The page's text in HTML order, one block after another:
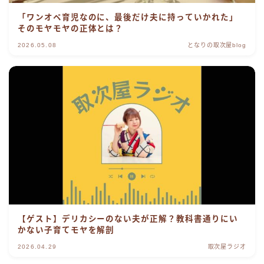
「ワンオペ育児なのに、最後だけ夫に持っていかれた」
そのモヤモヤの正体とは？
2026.05.08 となりの取次屋blog
【ゲスト】デリカシーのない夫が正解？教科書通りにい
かない子育てモヤを解剖
2026.04.29 取次屋ラジオ